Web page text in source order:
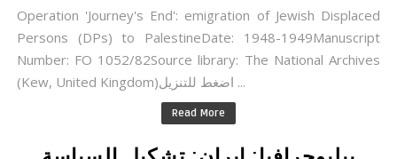
Operation 'Journey's End': emigration of Jewish Displaced
Persons (DPs) to PalestineDate: 1948-1949Manuscript
Number: FO 1052/82Source library: The National Archives
(Kew, United Kingdom)اضغط للتنزيل ...
Read More